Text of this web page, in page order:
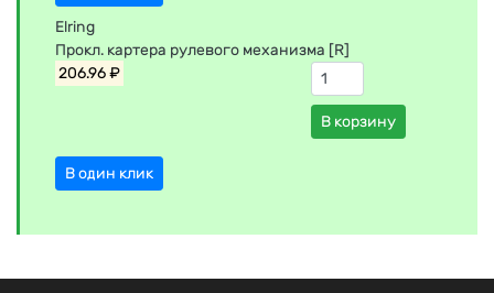
Elring
Прокл. картера рулевого механизма [R]
206.96 ₽
В корзину
В один клик